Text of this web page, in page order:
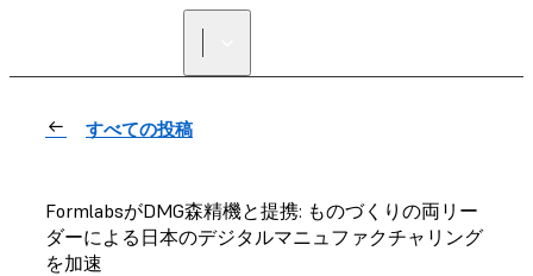
すべての投稿
FormlabsがDMG森精機と提携: ものづくりの両リー
ダーによる日本のデジタルマニュファクチャリング
を加速